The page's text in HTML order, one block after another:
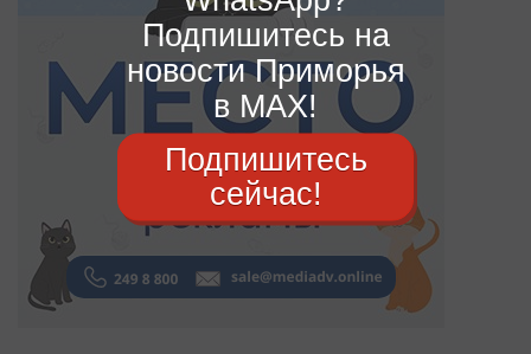
Подпишитесь на
новости Приморья
в MAX!
Подпишитесь
сейчас!